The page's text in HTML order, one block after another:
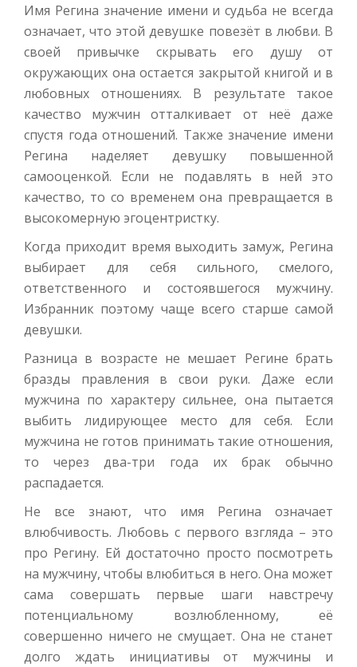
Имя Регина значение имени и судьба не всегда
означает, что этой девушке повезёт в любви. В
своей привычке скрывать его душу от
окружающих она остается закрытой книгой и в
любовных отношениях. В результате такое
качество мужчин отталкивает от неё даже
спустя года отношений. Также значение имени
Регина наделяет девушку повышенной
самооценкой. Если не подавлять в ней это
качество, то со временем она превращается в
высокомерную эгоцентристку.
Когда приходит время выходить замуж, Регина
выбирает для себя сильного, смелого,
ответственного и состоявшегося мужчину.
Избранник поэтому чаще всего старше самой
девушки.
Разница в возрасте не мешает Регине брать
бразды правления в свои руки. Даже если
мужчина по характеру сильнее, она пытается
выбить лидирующее место для себя. Если
мужчина не готов принимать такие отношения,
то через два-три года их брак обычно
распадается.
Не все знают, что имя Регина означает
влюбчивость. Любовь с первого взгляда – это
про Регину. Ей достаточно просто посмотреть
на мужчину, чтобы влюбиться в него. Она может
сама совершать первые шаги навстречу
потенциальному возлюбленному, её
совершенно ничего не смущает. Она не станет
долго ждать инициативы от мужчины и